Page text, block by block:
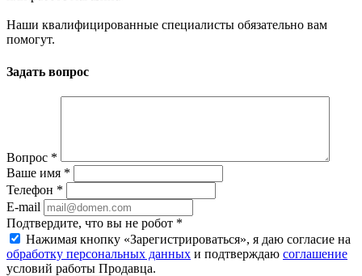
Наши квалифицированные специалисты обязательно вам
помогут.
Задать вопрос
Вопрос *
Ваше имя *
Телефон *
E-mail
Подтвердите, что вы не робот *
Нажимая кнопку «Зарегистрироваться», я даю согласие на
обработку персональных данных и подтверждаю соглашение
условий работы Продавца.